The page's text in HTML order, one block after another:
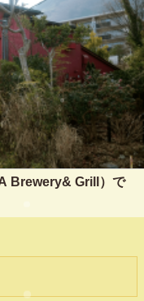
Brewery& Grill）で